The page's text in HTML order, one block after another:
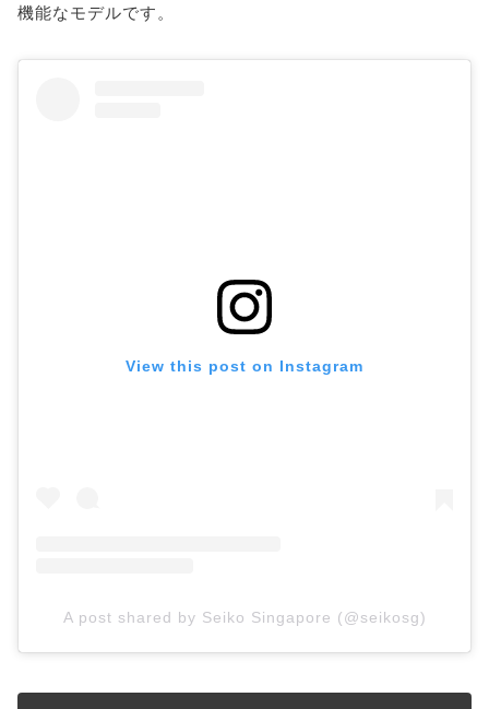
機能なモデルです。
View this post on Instagram
A post shared by Seiko Singapore (@seikosg)